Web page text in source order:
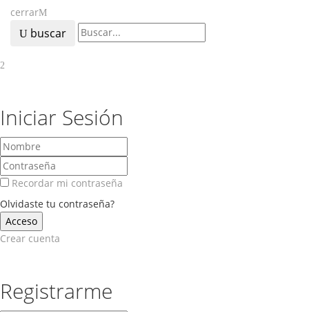
cerrar
buscar
Iniciar Sesión
Recordar mi contraseña
Olvidaste tu contraseña?
Crear cuenta
Registrarme